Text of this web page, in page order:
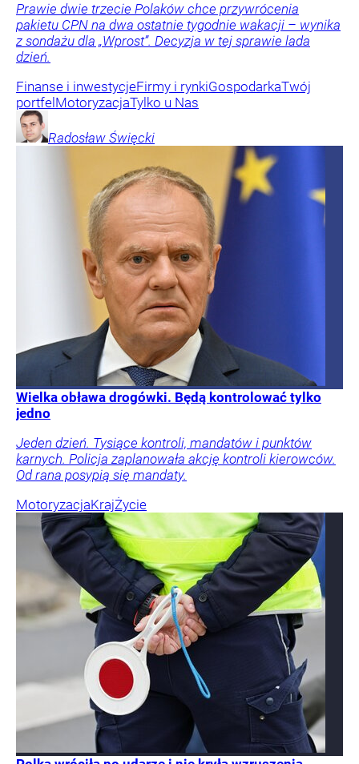
Prawie dwie trzecie Polaków chce przywrócenia
pakietu CPN na dwa ostatnie tygodnie wakacji – wynika
z sondażu dla „Wprost”. Decyzja w tej sprawie lada
dzień.
Finanse i inwestycjeFirmy i rynkiGospodarkaTwój
portfel MotoryzacjaTylko u Nas
Radosław Święcki
Wielka obława drogówki. Będą kontrolować tylko
jedno
Jeden dzień. Tysiące kontroli, mandatów i punktów
karnych. Policja zaplanowała akcję kontroli kierowców.
Od rana posypią się mandaty.
MotoryzacjaKrajŻycie